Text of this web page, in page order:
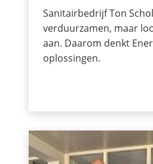
Sanitairbedrijf Ton
verduurzamen, maar
aan. Daarom denkt
oplossingen.